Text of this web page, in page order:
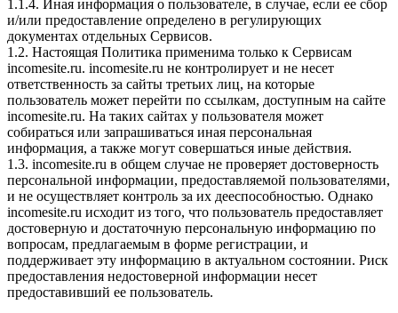
1.1.4. Иная информация о пользователе, в случае, если ее сбор
и/или предоставление определено в регулирующих
документах отдельных Сервисов.
1.2. Настоящая Политика применима только к Сервисам
incomesite.ru. incomesite.ru не контролирует и не несет
ответственность за сайты третьих лиц, на которые
пользователь может перейти по ссылкам, доступным на сайте
incomesite.ru. На таких сайтах у пользователя может
собираться или запрашиваться иная персональная
информация, а также могут совершаться иные действия.
1.3. incomesite.ru в общем случае не проверяет достоверность
персональной информации, предоставляемой пользователями,
и не осуществляет контроль за их дееспособностью. Однако
incomesite.ru исходит из того, что пользователь предоставляет
достоверную и достаточную персональную информацию по
вопросам, предлагаемым в форме регистрации, и
поддерживает эту информацию в актуальном состоянии. Риск
предоставления недостоверной информации несет
предоставивший ее пользователь.